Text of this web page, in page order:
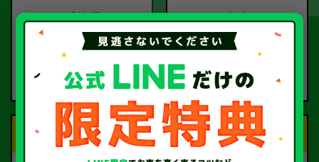
ご依頼
お電話または査定フォー
ご依頼ください。
査定
査定のプロが
お電話で回答いたしま
す。
Step.3 Step.4